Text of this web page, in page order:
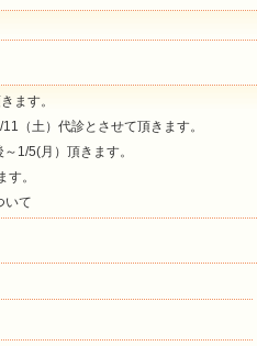
ます。
（土）代診とさせて頂きます。
1/5(月）頂きます。
。
いて